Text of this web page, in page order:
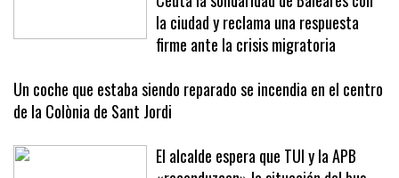
Prohens muestra al presidente de
Ceuta la solidaridad de Baleares con
la ciudad y reclama una respuesta
firme ante la crisis migratoria
Un coche que estaba siendo reparado se incendia en el centro
de la Colònia de Sant Jordi